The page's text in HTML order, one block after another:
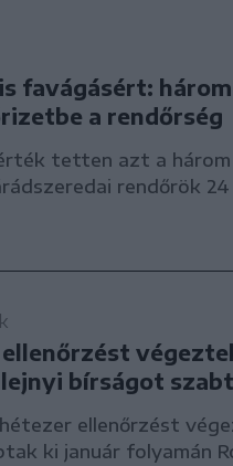
favágásért:
a rendőrség
tetten azt a
rendőrök 24
bírságot
ellenőrzést
ki január folyamán